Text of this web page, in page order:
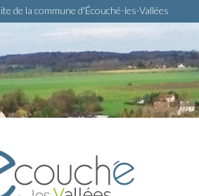
de la commune d'Écouché-les-Vallées